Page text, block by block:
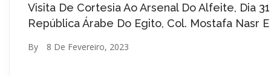
Visita De Cortesia Ao Arsenal Do Alfeite, Dia
República Árabe Do Egito, Col. Mostafa Nasr
By 8 De Fevereiro, 2023